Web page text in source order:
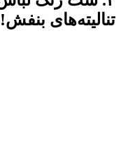
تنالیته‌های بنفش!